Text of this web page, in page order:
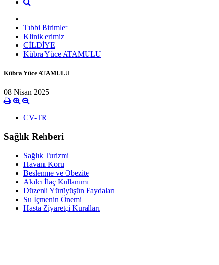
Tıbbi Birimler
Kliniklerimiz
CİLDİYE
Kübra Yüce ATAMULU
Kübra Yüce ATAMULU
08 Nisan 2025
CV-TR
Sağlık Rehberi
Sağlık Turizmi
Havanı Koru
Beslenme ve Obezite
Akılcı İlaç Kullanımı
Düzenli Yürüyüşün Faydaları
Su İçmenin Önemi
Hasta Ziyaretçi Kuralları